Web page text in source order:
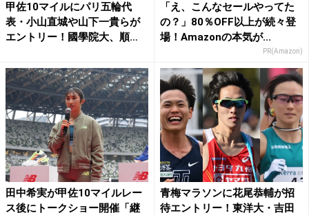
甲佐10マイルにパリ五輪代
表・小山直城や山下一貴らが
エントリー！國學院大、順
「え、こんなセールやってた
の？」80％OFF以上が続々登
場！Amazonの本気が...
PR(Amazon)
田中希実が甲佐10マイルレー
ス後にトークショー開催「継
青梅マラソンに花尾恭輔が招
待エントリー！東洋大・吉田